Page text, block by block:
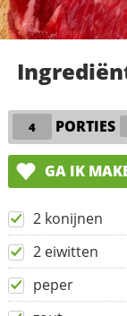
PORTIES
GA IK
2 konijnen
2 eiwitten
peper